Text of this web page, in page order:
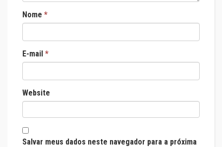
Nome *
E-mail *
Website
Salvar meus dados neste navegador para a próxima